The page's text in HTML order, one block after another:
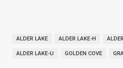
ALDER LAKE ALDER LAKE-H
ALDER LAKE-U GOLDEN COVE